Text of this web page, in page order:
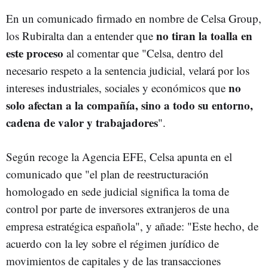
En un comunicado firmado en nombre de Celsa Group,
los Rubiralta dan a entender que no tiran la toalla en
este proceso al comentar que "Celsa, dentro del
necesario respeto a la sentencia judicial, velará por los
intereses industriales, sociales y económicos que no
solo afectan a la compañía, sino a todo su entorno,
cadena de valor y trabajadores".
Según recoge la Agencia EFE, Celsa apunta en el
comunicado que "el plan de reestructuración
homologado en sede judicial significa la toma de
control por parte de inversores extranjeros de una
empresa estratégica española", y añade: "Este hecho, de
acuerdo con la ley sobre el régimen jurídico de
movimientos de capitales y de las transacciones